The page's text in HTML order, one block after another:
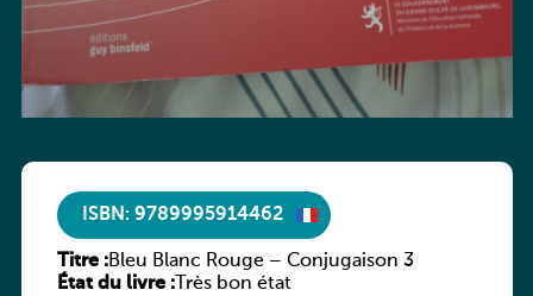
ISBN: 9789995914462
Titre :Bleu Blanc Rouge – Conjugaison 3
État du livre :Très bon état